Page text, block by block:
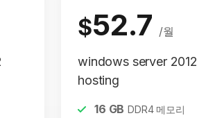
$52.7 /월
windows server 2012
hosting
16 GB DDR4 메모리